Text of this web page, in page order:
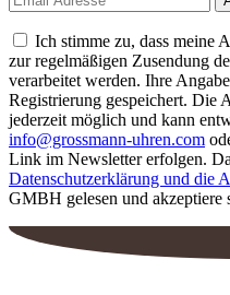
Ich stimme zu, dass meine
zur regelmäßigen Zusendung
verarbeitet werden. Ihre
Registrierung gespeichert. Die
jederzeit möglich und kann
info@grossmann-uhren.com
Link im Newsletter erfolgen.
Datenschutzerklärung und die
GMBH gelesen und akzeptiere